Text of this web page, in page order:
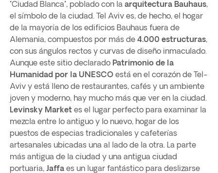
"Ciudad Blanca", poblado con la arquitectura Bauhaus,
el símbolo de la ciudad. Tel Aviv es, de hecho, el hogar
de la mayoría de los edificios Bauhaus fuera de
Alemania, compuestos por más de 4.000 estructuras,
con sus ángulos rectos y curvas de diseño inmaculado.
Aunque este sitio declarado Patrimonio de la
Humanidad por la UNESCO está en el corazón de Tel-
Aviv y está lleno de restaurantes, cafés y un ambiente
joven y moderno, hay mucho más que ver en la ciudad.
Levinsky Market es el lugar perfecto para examinar la
mezcla entre lo antiguo y lo nuevo, hogar de los
puestos de especias tradicionales y cafeterías
artesanales ubicadas una al lado de la otra. La parte
más antigua de la ciudad y una antigua ciudad
portuaria, Jaffa es un lugar fantástico para deslizarse